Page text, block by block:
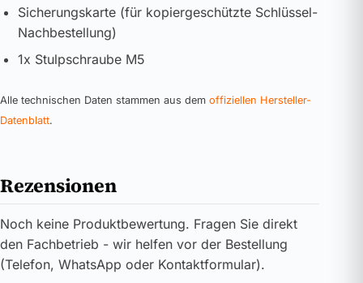
Sicherungskarte (für kopiergeschützte Schlüssel-
Nachbestellung)
1x Stulpschraube M5
Alle technischen Daten stammen aus dem offiziellen Hersteller-
Datenblatt.
Rezensionen
Noch keine Produktbewertung. Fragen Sie direkt
den Fachbetrieb - wir helfen vor der Bestellung
(Telefon, WhatsApp oder Kontaktformular).